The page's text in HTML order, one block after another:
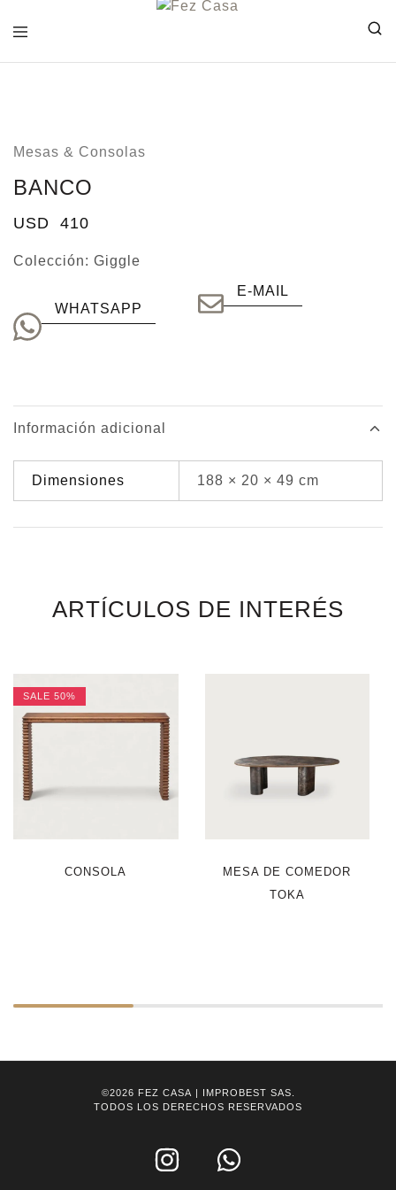
Mesas & Consolas
BANCO
USD 410
Colección: Giggle
WHATSAPP
E-MAIL
Información adicional
Dimensiones 188 × 20 × 49 cm
ARTÍCULOS DE INTERÉS
SALE 50%
CONSOLA
MESA DE COMEDOR
TOKA
©2026 FEZ CASA | IMPROBEST SAS.
TODOS LOS DERECHOS RESERVADOS